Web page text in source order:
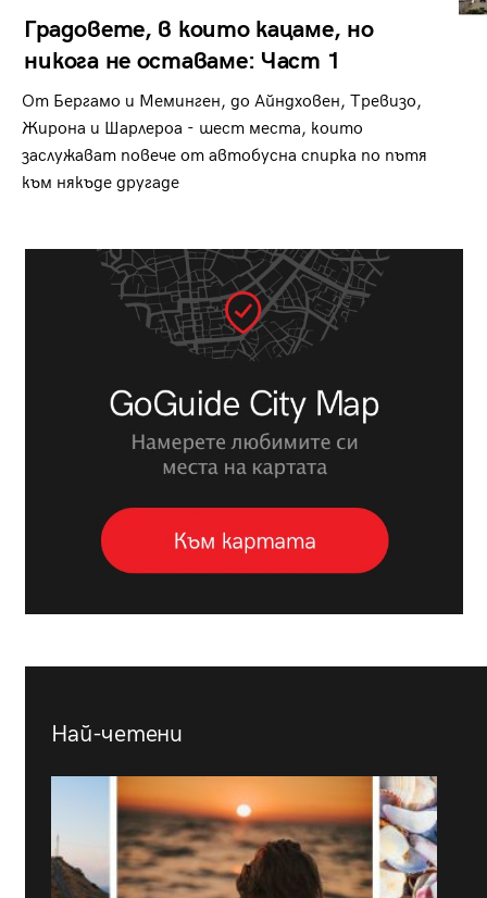
Градовете, в които кацаме, но
никога не оставаме: Част 1
От Бергамо и Меминген, до Айндховен, Тревизо,
Жирона и Шарлероа - шест места, които
заслужават повече от автобусна спирка по пътя
към някъде другаде
Най-четени